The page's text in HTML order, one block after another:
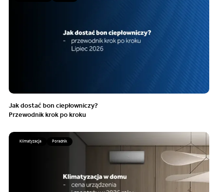
Jak dostać bon ciepłowniczy?
Przewodnik krok po kroku
Klimatyzacja Poradnik